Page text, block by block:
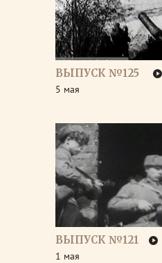
ВЫПУСК №125
5 мая
ВЫПУСК №121
1 мая